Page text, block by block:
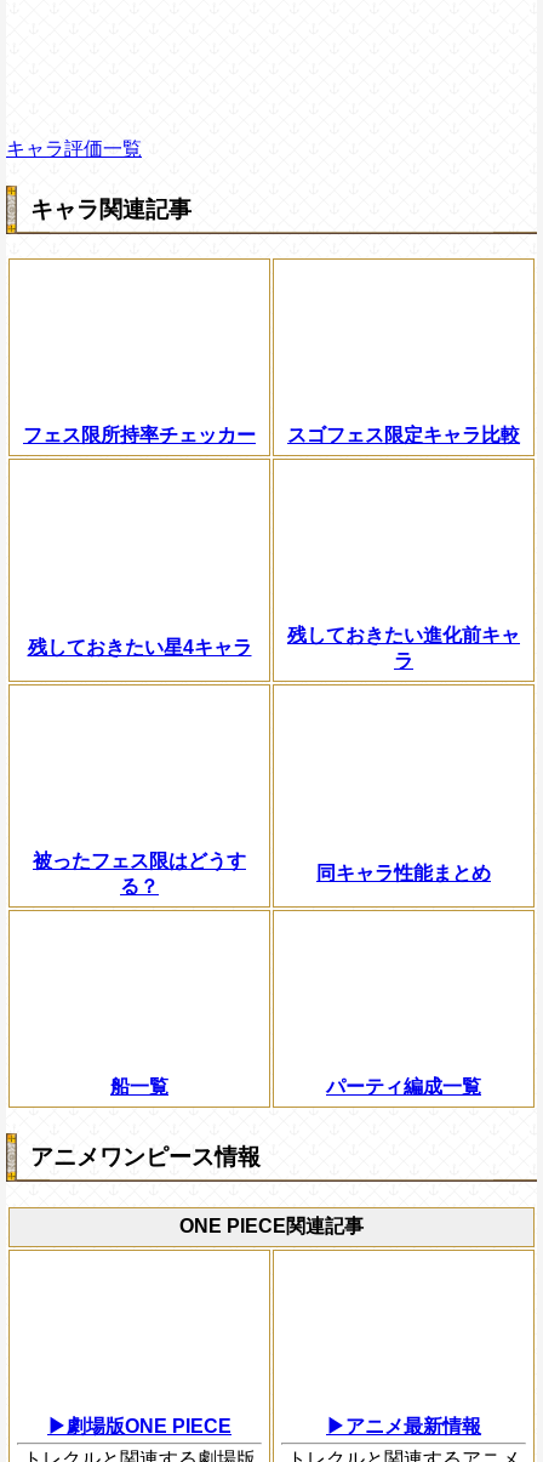
キャラ評価一覧
キャラ関連記事
フェス限所持率チェッカー スゴフェス限定キャラ比較
残しておきたい星4キャラ
残しておきたい進化前キャ
ラ
被ったフェス限はどうす
る？
同キャラ性能まとめ
船一覧 パーティ編成一覧
アニメワンピース情報
ONE PIECE関連記事
▶劇場版ONE PIECE
▶アニメ最新情報